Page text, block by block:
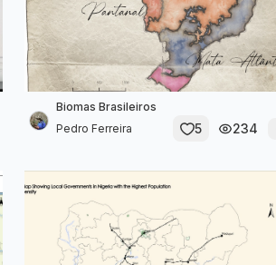
Biomas Brasileiros
Pedro Ferreira
5 234